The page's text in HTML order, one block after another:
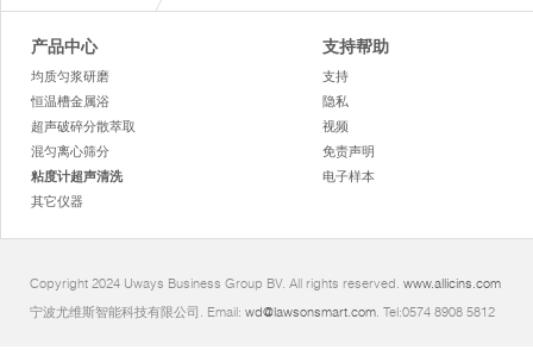
产品中心
均质匀浆研磨
恒温槽金属浴
超声破碎分散萃取
混匀离心筛分
粘度计超声清洗
其它仪器
支持帮助
支持
隐私
视频
免责声明
电子样本
Copyright 2024 Uways Business Group BV. All rights reserved. www.allicins.com
宁波尤维斯智能科技有限公司. Email: wd@lawsonsmart.com. Tel:0574 8908 5812